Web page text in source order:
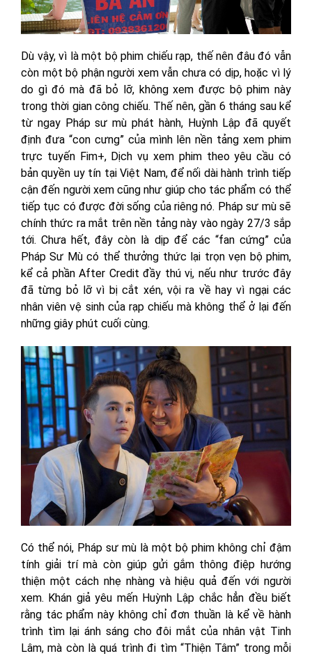
Dù vậy, vì là một bộ phim chiếu rạp, thế nên đâu đó vẫn
còn một bộ phận người xem vẫn chưa có dịp, hoặc vì lý
do gì đó mà đã bỏ lỡ, không xem được bộ phim này
trong thời gian công chiếu. Thế nên, gần 6 tháng sau kể
từ ngay Pháp sư mù phát hành, Huỳnh Lập đã quyết
định đưa “con cưng” của mình lên nền tảng xem phim
trực tuyến Fim+, Dịch vụ xem phim theo yêu cầu có
bản quyền uy tín tại Việt Nam, để nối dài hành trình tiếp
cận đến người xem cũng như giúp cho tác phẩm có thể
tiếp tục có được đời sống của riêng nó. Pháp sư mù sẽ
chính thức ra mắt trên nền tảng này vào ngày 27/3 sắp
tới. Chưa hết, đây còn là dịp để các “fan cứng” của
Pháp Sư Mù có thể thưởng thức lại trọn vẹn bộ phim,
kể cả phần After Credit đầy thú vị, nếu như trước đây
đã từng bỏ lỡ vì bị cắt xén, vội ra về hay vì ngại các
nhân viên vệ sinh của rạp chiếu mà không thể ở lại đến
những giây phút cuối cùng.
Có thể nói, Pháp sư mù là một bộ phim không chỉ đậm
tính giải trí mà còn giúp gửi gắm thông điệp hướng
thiện một cách nhẹ nhàng và hiệu quả đến với người
xem. Khán giả yêu mến Huỳnh Lập chắc hẳn đều biết
rằng tác phẩm này không chỉ đơn thuần là kể về hành
trình tìm lại ánh sáng cho đôi mắt của nhân vật Tinh
Lâm, mà còn là quá trình đi tìm “Thiện Tâm” trong mỗi